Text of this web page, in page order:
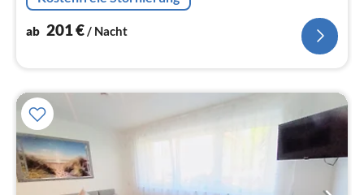
ab 201€ / Nacht